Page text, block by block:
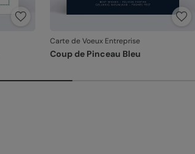
Carte de Voeux Entreprise
Coup de Pinceau Bleu